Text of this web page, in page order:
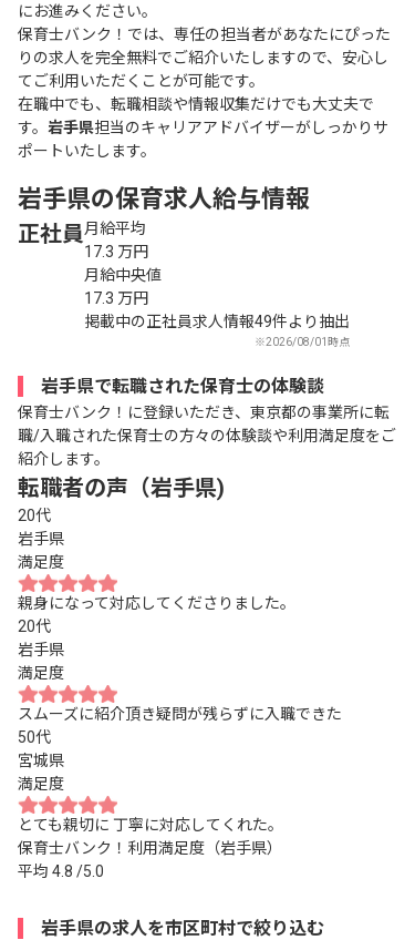
にお進みください。
保育士バンク！では、専任の担当者があなたにぴった
りの求人を完全無料でご紹介いたしますので、安心し
てご利用いただくことが可能です。
在職中でも、転職相談や情報収集だけでも大丈夫で
す。 岩手県担当のキャリアアドバイザーがしっかりサ
ポートいたします。
岩手県の保育求人給与情報
正社員月給平均
17.3 万円
月給中央値
17.3 万円
掲載中の正社員求人情報49件より抽出
※2026/08/01時点
岩手県で転職された保育士の体験談
保育士バンク！に登録いただき、東京都の事業所に転
職/入職された保育士の方々の体験談や利用満足度をご
紹介します。
転職者の声（岩手県)
20代
岩手県
満足度
親身になって対応してくださりました。
20代
岩手県
満足度
スムーズに紹介頂き疑問が残らずに入職できた
50代
宮城県
満足度
とても親切に 丁寧に対応してくれた。
保育士バンク！利用満足度（岩手県）
平均 4.8 /5.0
岩手県の求人を市区町村で絞り込む